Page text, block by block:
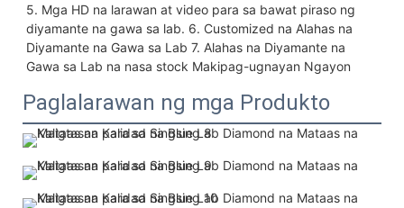
5. Mga HD na larawan at video para sa bawat piraso ng
diyamante na gawa sa lab. 6. Customized na Alahas na
Diyamante na Gawa sa Lab 7. Alahas na Diyamante na
Gawa sa Lab na nasa stock Makipag-ugnayan Ngayon
Paglalarawan ng mga Produkto